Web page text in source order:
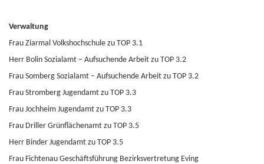
Verwaltung
Frau Ziarmal Volkshochschule zu TOP 3.1
Herr Bolin Sozialamt – Aufsuchende Arbeit zu TOP 3.2
Frau Somberg Sozialamt – Aufsuchende Arbeit zu TOP 3.2
Frau Stromberg Jugendamt zu TOP 3.3
Frau Jochheim Jugendamt zu TOP 3.3
Frau Driller Grünflächenamt zu TOP 3.5
Herr Binder Jugendamt zu TOP 3.5
Frau Fichtenau Geschäftsführung Bezirksvertretung Eving